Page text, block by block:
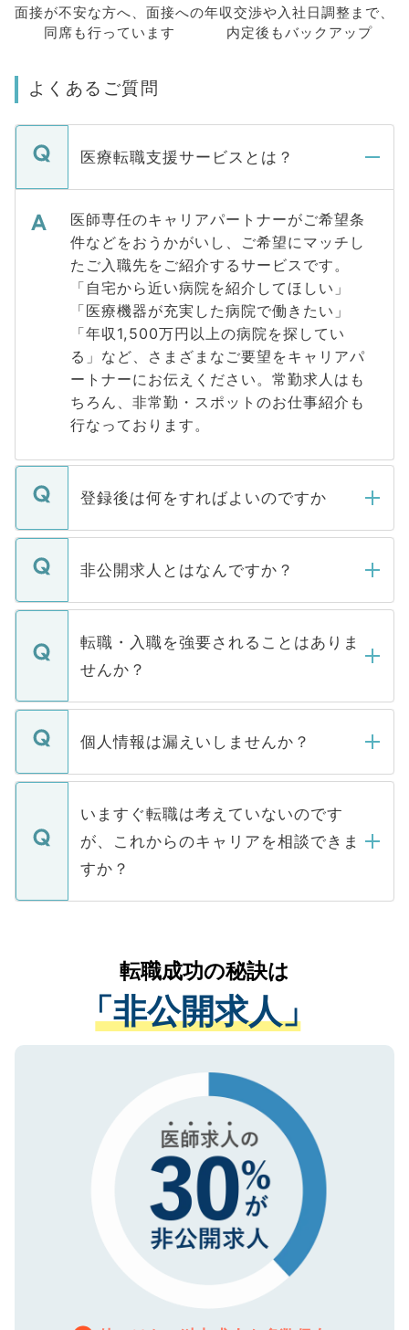
面接が不安な方へ、 面接への
同席も行っています
年収交渉や入社日調整まで、
内定後もバックアップ
よくあるご質問
医療転職支援サービスとは？
医師専任のキャリアパートナーがご希望条
件などをおうかがいし、ご希望にマッチし
たご入職先をご紹介するサービスです。
「自宅から近い病院を紹介してほしい」
「医療機器が充実した病院で働きたい」
「年収1,500万円以上の病院を探してい
る」など、さまざまなご要望をキャリアパ
ートナーにお伝えください。常勤求人はも
ちろん、非常勤・スポットのお仕事紹介も
行なっております。
登録後は何をすればよいのですか
ご登録いただきましたら、弊社担当者がご
登録内容を確認し、その後メールもしくは
ます。通常、5営業日以内にはご連絡をせて
いただきますので、しばらくお待ちくださ
非公開求人とはなんですか？
マイナビDOCTORで取り扱っている求人の
うち約3割は、Webサイトからご覧いただ
けない「非公開求人」です。非公開求人は
下記の理由によって、一般には公開してい
ません。
■応募殺到を避けるため 人気のある医療機
関を公にしてしまうと、応募が殺到する場
に、医療機関が求める条件に合った人材の
みを人材紹介会社に依頼するケースが増え
ています。
転職・入職を強要されることはありま
せんか？
転職・入職を強要することは一切ありませ
ん。また、仮に応募先から内定をいただい
定を承諾する必要はありません。内定先へ
の辞退の連絡はキャリアパートナーが行い
個人情報は漏えいしませんか？
個人情報が漏えいすることはありませんの
で、ご安心ください。当サイトからの登録
などで収集したご登録者様の個人情報は、
ご本人のキャリアアップおよび転職活動の
支援を目的に使用いたします。お預かりし
ているすべての個人データはご本人の許可
は、個人情報の取り扱いについての厳密な
管理基準を満たした事業者のみに付与され
る、プライバシーマークを取得済みです。
で、機密保持に関してもご安心ください。
いますぐ転職は考えていないのです
が、これからのキャリアを相談できま
すか？
かがいして、現在の医療機関の状況や紹介
経験をまじえながら、適切なアドバイスを
させていただきます。すぐにご転職をされ
ない方には、長期的なサポートが可能です
ので、まずはご登録ください。
転職成功の秘訣は
「非公開求人」